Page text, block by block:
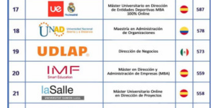
SUB RANKING ACTORES 2024